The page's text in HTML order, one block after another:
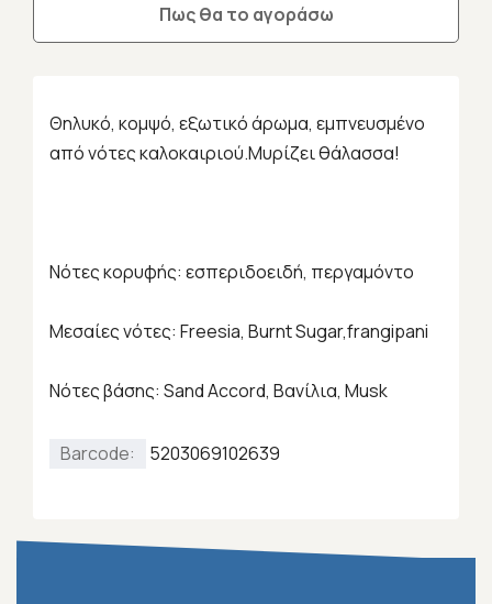
Πως θα το αγοράσω
Θηλυκό, κομψό, εξωτικό άρωμα, εμπνευσμένο
από νότες καλοκαιριού.Μυρίζει θάλασσα!
Νότες κορυφής: εσπεριδοειδή, περγαμόντο
Μεσαίες νότες: Freesia, Burnt Sugar,frangipani
Νότες βάσης: Sand Accord, Βανίλια, Musk
Barcode: 5203069102639